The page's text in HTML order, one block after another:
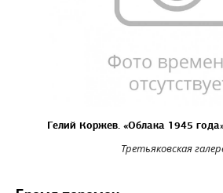
Гелий Коржев. «Облака 1945
Третьяковская